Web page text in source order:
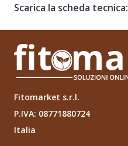
Scarica la scheda tecnica:
Fitomarket s.r.l.
P.IVA: 08771880724
Italia